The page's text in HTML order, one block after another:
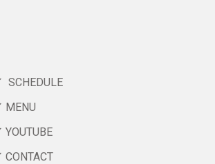
SCHEDULE
MENU
YOUTUBE
CONTACT